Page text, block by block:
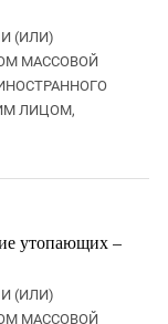
(ИЛИ)
МАССОВОЙ
ЛИЦОМ,
утопающих –
(ИЛИ)
МАССОВОЙ